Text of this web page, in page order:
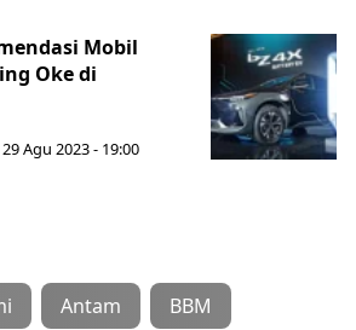
Mobil
Oke di
Agu 2023 - 19:00
Antam BBM